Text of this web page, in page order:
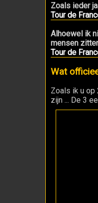
Zoals ieder
Tour de
Alhoewel ik
mensen
Tour de
Wat
Zoals ik u op
zijn ... De 3